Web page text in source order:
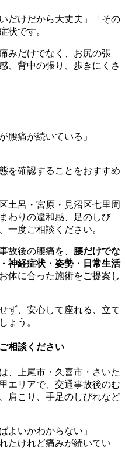
だけだから大丈夫」「その
状です。
みだけでなく、お尻の張
、背中の張り、歩きにくさ
腰痛が続いている」
を確認することをおすすめ
土呂・宮原・見沼区七里周
わりの違和感、足のしび
一度ご相談ください。
故後の腰痛を、 腰だけでな
神経症状・姿勢・日常生活
体に合った施術をご提案し
ず、安心して座れる、立て
ょう。
相談ください
、上尾市・久喜市・さいた
エリアで、交通事故後のむ
肩こり、手足のしびれなど
よいかわからない」
たけれど痛みが続いてい